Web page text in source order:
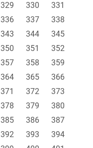
329 330
331
336 337
338
343 344
345
350 351
352
357 358
359
364 365
366
371 372
373
378 379
380
385 386
387
392 393
394